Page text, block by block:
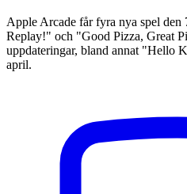
Apple Arcade får fyra nya spel
Replay!" och "Good Pizza, Great
uppdateringar, bland annat "Hello
april.